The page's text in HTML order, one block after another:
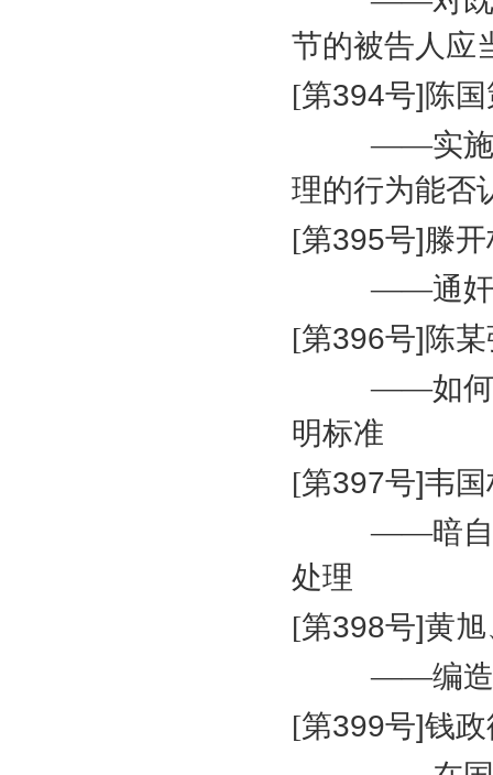
节的被告人应
[第394号]陈
——实施
理的行为能否
[第395号]滕
——通奸
[第396号]陈
——如何
明标准
[第397号]韦
——暗自
处理
[第398号]黄
——编造
[第399号]钱